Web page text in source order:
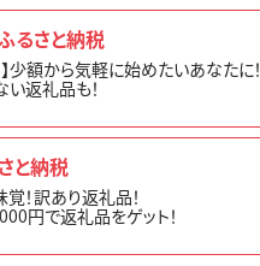
るさと納税
】少額から気軽に始めたいあなたに！
い返礼品も！
と納税
！訳あり返礼品！
円で返礼品をゲット！